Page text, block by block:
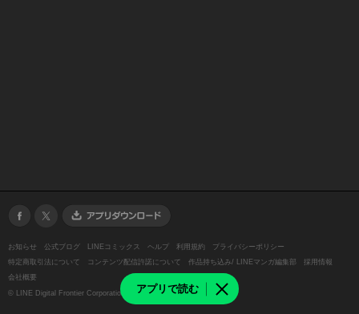
アプリで読む
お知らせ 公式ブログ LINEコミックス ヘルプ 利用規約
プライバシーポリシー
特定商取引法について
コンテンツ配信許諾について 作品持ち込み/ LINEマンガ編集部
採用情報
会社概要
© LINE Digital Frontier Corporation